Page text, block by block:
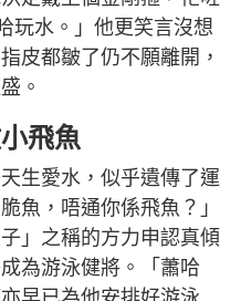
玩水。」他更笑言沒想
皮都皺了仍不願離開，
。
飛魚
生愛水，似乎遺傳了運
魚，唔通你係飛魚？」
」之稱的方力申認真傾
為游泳健將。「蕭哈